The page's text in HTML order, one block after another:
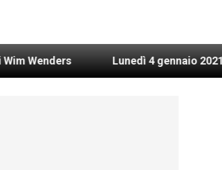
Lunedì 4 gennaio 2021: Possesso